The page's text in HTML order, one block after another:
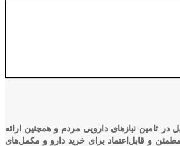
تامین نیازهای دارویی مردم و همچنین ارائه
ایجاد بستری مطمئن و قابل‌اعتماد برای خرید دارو و مکمل‌های